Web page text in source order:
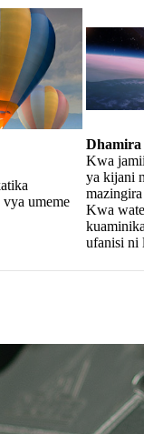
umeme
Kwa
ya kijani
Kwa
ufanisi ni